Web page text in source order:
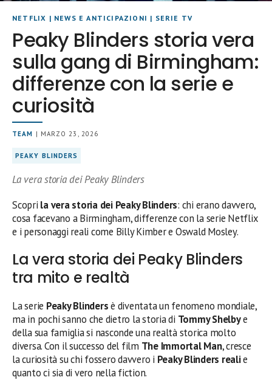
NETFLIX | NEWS E ANTICIPAZIONI | SERIE TV
Peaky Blinders storia vera
sulla gang di Birmingham:
differenze con la serie e
curiosità
TEAM | MARZO 23, 2026
PEAKY BLINDERS
La vera storia dei Peaky Blinders
Scopri la vera storia dei Peaky Blinders: chi erano davvero,
cosa facevano a Birmingham, differenze con la serie Netflix
e i personaggi reali come Billy Kimber e Oswald Mosley.
La vera storia dei Peaky Blinders
tra mito e realtà
La serie Peaky Blindersè diventata un fenomeno mondiale,
ma in pochi sanno che dietro la storia di Tommy Shelbye
della sua famiglia si nasconde una realtà storica molto
diversa. Con il successo del film The Immortal Man, cresce
la curiosità su chi fossero davvero i Peaky Blinders realie
quanto ci sia di vero nella fiction.